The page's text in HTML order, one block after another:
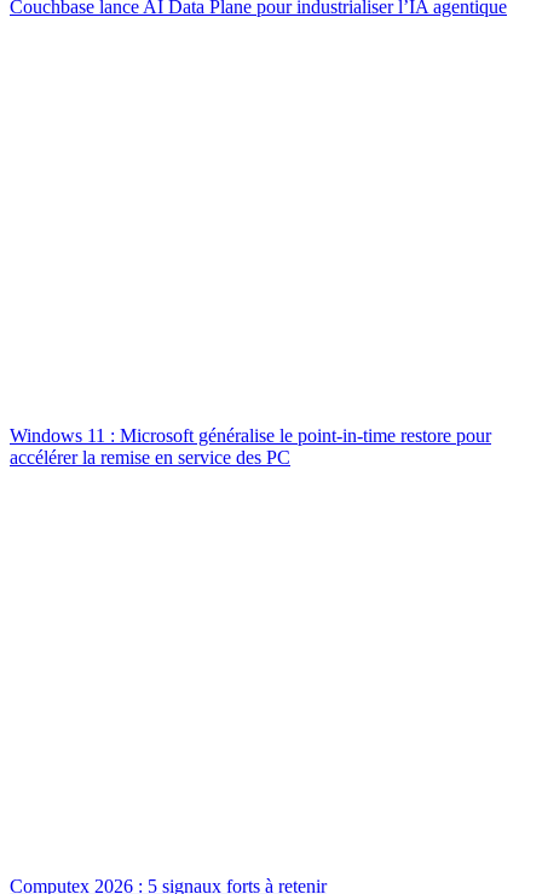
Couchbase lance AI Data Plane pour industrialiser l’IA agentique
Windows 11 : Microsoft généralise le point-in-time restore pour
accélérer la remise en service des PC
Computex 2026 : 5 signaux forts à retenir